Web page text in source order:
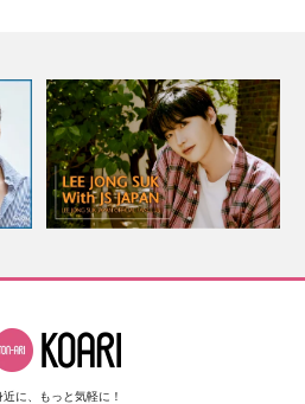
近に、もっと気軽に！